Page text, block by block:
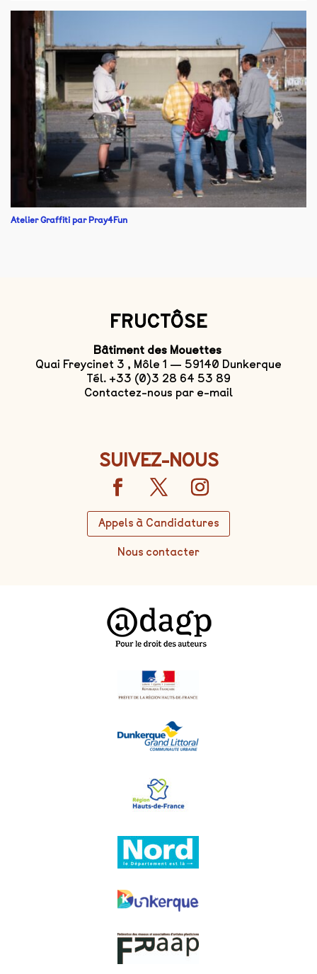
Atelier Graffiti par Pray4Fun
FRUCTÔSE
Bâtiment des Mouettes
Quai Freycinet 3 , Môle 1 — 59140 Dunkerque
Tél. +33 (0)3 28 64 53 89
Contactez-nous par e-mail
SUIVEZ-NOUS
Appels à Candidatures
Nous contacter